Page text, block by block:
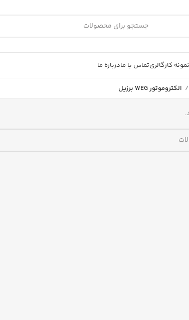
نمونه کارگالریتماس با مادرباره ما
الکتروموتور WEG برزیل